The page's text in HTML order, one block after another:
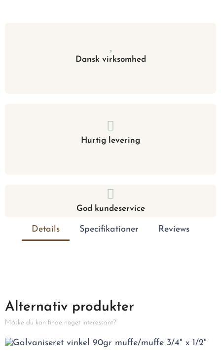
Dansk virksomhed
Hurtig levering
God kundeservice
Details Specifikationer Reviews
Alternativ produkter
Måske du kan finde noget interessant?